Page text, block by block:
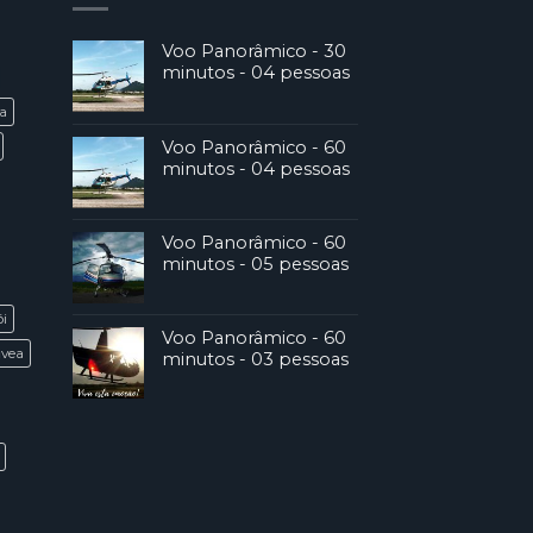
Voo Panorâmico - 30
minutos - 04 pessoas
Voo Panorâmico - 60
minutos - 04 pessoas
Voo Panorâmico - 60
minutos - 05 pessoas
Voo Panorâmico - 60
minutos - 03 pessoas